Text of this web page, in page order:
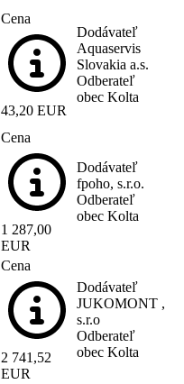
Cena
43,20 EUR
Dodávateľ
Aquaservis
Slovakia a.s.
Odberateľ
obec Kolta
Cena
1 287,00
EUR
Dodávateľ
fpoho, s.r.o.
Odberateľ
obec Kolta
Cena
2 741,52
EUR
Dodávateľ
JUKOMONT ,
s.r.o
Odberateľ
obec Kolta